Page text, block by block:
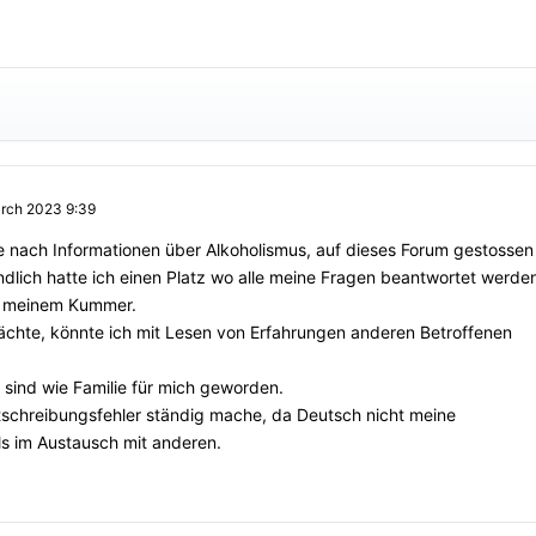
2023 9:39
Informationen über Alkoholismus, auf dieses Forum gestossen
hatte ich einen Platz wo alle meine Fragen beantwortet
Kummer.
könnte ich mit Lesen von Erfahrungen anderen Betroffenen
wie Familie für mich geworden.
ständig mache, da Deutsch nicht meine
im Austausch mit anderen.